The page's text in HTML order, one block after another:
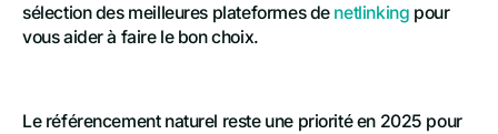
sélection des meilleures plateformes de netlinking pour
vous aider à faire le bon choix.
Le référencement naturel reste une priorité en 2025 pour